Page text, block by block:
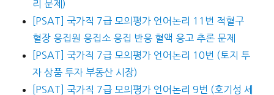
리 문제)
[PSAT] 국가직 7급 모의평가 언어논리 11번 적혈구
혈장 응집원 응집소 응집 반응 혈액 응고 추론 문제
[PSAT] 국가직 7급 모의평가 언어논리 10번 (토지 투
자 상품 투자 부동산 시장)
[PSAT] 국가직 7급 모의평가 언어논리 9번 (호기성 세